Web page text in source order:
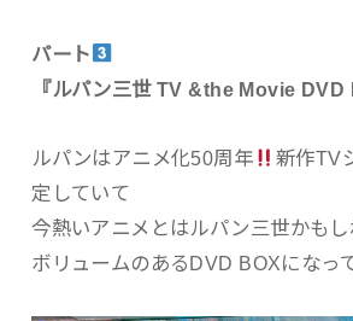
パート
『ルパン三世 TV &the Movie DVD
ルパンはアニメ化50周年
新作TV
定していて
今熱いアニメとはルパン三世かも
ボリュームのあるDVD BOXになっ